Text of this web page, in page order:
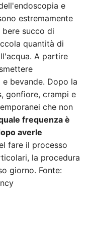
e
estremamente
bere succo di
quantità di
A partire
bevande. Dopo la
gonfiore, crampi e
che non
frequenza è
averle
fare il processo
la procedura
giorno. Fonte: